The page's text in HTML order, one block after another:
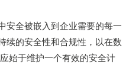
安全被嵌入到企业需要的每一
续的安全性和合规性，以在数
始于维护一个有效的安全计